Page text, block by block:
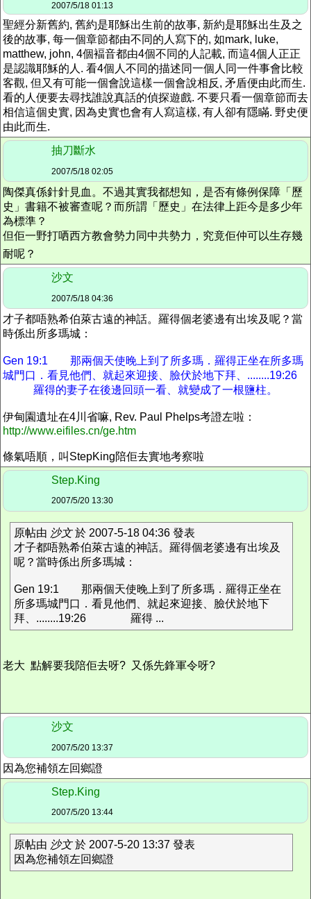
2007/5/18 01:13
聖經分新舊約, 舊約是耶穌出生前的故事, 新約是耶穌出生及之
後的故事, 每一個章節都由不同的人寫下的, 如mark, luke,
matthew, john, 4個褔音都由4個不同的人記載, 而這4個人正正
是認識耶穌的人. 看4個人不同的描述同一個人同一件事會比較
客觀, 但又有可能一個會說這樣一個會說相反, 矛盾便由此而生.
看的人便要去尋找誰說真話的偵探遊戲. 不要只看一個章節而去
相信這個史實, 因為史實也會有人寫這樣, 有人卻有隱瞞. 野史便
由此而生.
抽刀斷水
2007/5/18 02:05
陶傑真係針針見血。不過其實我都想知，是否有條例保障「歷
史」書籍不被審查呢？而所謂「歷史」在法律上距今是多少年
為標準？
但佢一野打哂西方教會勢力同中共勢力，究竟佢仲可以生存幾
耐呢？
沙文
2007/5/18 04:36
才子都唔熟希伯萊古遠的神話。羅得個老婆邊有出埃及呢？當
時係出所多瑪城：
Gen 19:1 那兩個天使晚上到了所多瑪．羅得正坐在所多瑪
城門口．看見他們、就起來迎接、臉伏於地下拜、........19:26
羅得的妻子在後邊回頭一看、就變成了一根鹽柱。
伊甸園遺址在4川省嘛, Rev. Paul Phelps考證左啦：
http://www.eifiles.cn/ge.htm
條氣唔順，叫StepKing陪佢去實地考察啦
Step.King
2007/5/20 13:30
原帖由 沙文於 2007-5-18 04:36 發表
才子都唔熟希伯萊古遠的神話。羅得個老婆邊有出埃及
呢？當時係出所多瑪城：
Gen 19:1 那兩個天使晚上到了所多瑪．羅得正坐在
所多瑪城門口．看見他們、就起來迎接、臉伏於地下
拜、........19:26 羅得 ...
老大 點解要我陪佢去呀? 又係先鋒軍令呀?
沙文
2007/5/20 13:37
因為您補領左回鄉證
Step.King
2007/5/20 13:44
原帖由 沙文於 2007-5-20 13:37 發表
因為您補領左回鄉證